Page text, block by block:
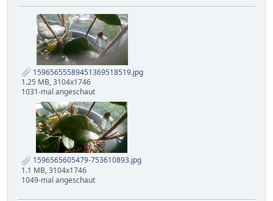
15965655589451369518519.jpg
1.25 MB, 3104x1746
1031-mal angeschaut
1596565605479-753610893.jpg
1.1 MB, 3104x1746
1049-mal angeschaut